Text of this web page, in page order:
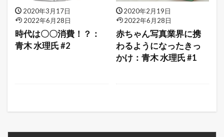
2020年3月17日
2022年6月28日
時代は〇〇消費！？：
青木 水理氏 #2
2020年2月19日
2022年6月28日
赤ちゃん写真業界に携
わるようになったきっ
かけ：青木 水理氏 #1